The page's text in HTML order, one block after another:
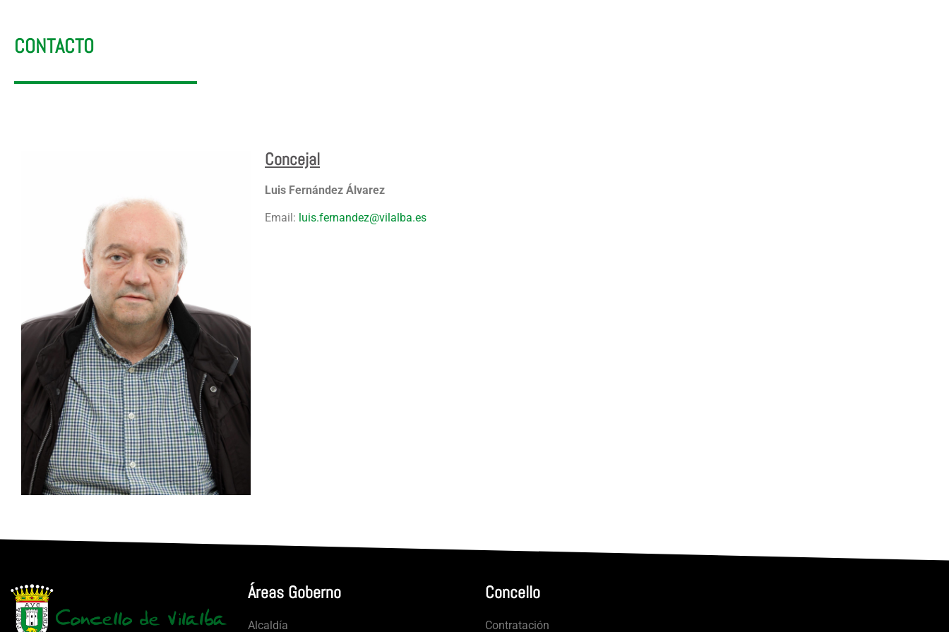
CONTACTO
Concejal
Luis Fernández Álvarez
Email: luis.fernandez@vilalba.es
Áreas Goberno
Alcaldía
Concello
Contratación